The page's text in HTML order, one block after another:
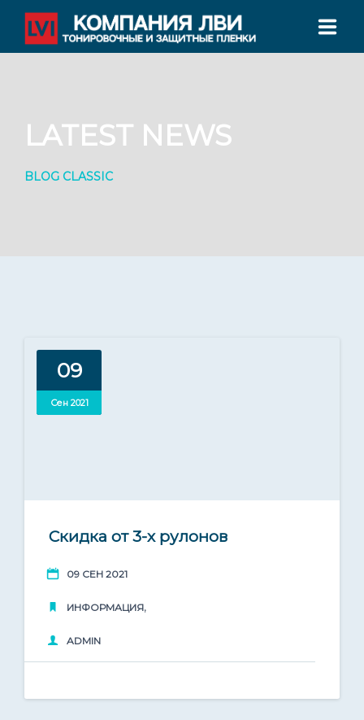
Доставка по всей России
LATEST NEWS
BLOG CLASSIC
09
Сен 2021
Скидка от 3-х рулонов
09 СЕН 2021
ИНФОРМАЦИЯ,
ADMIN